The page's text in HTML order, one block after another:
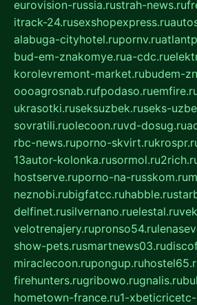
eurovision-russia.rustrah-news.ru
itrack-24.rusexshopexpress.ru
alabuga-cityhotel.rupornv.ru
bud-em-znakomye.rua-cdc.ru
korolevremont-market.rubudem-
oooagrosnab.rufpodaso.ru
ukrasotki.ruseksuzbek.ruseks-
sovratili.ruolecoon.ruvd-dosug.ru
rbc-news.ruporno-skvirt.ru
13autor-kolonka.rusormol.ru
hostserve.ruporno-na-russkom.ru
neznobi.rubigfatcc.ruhabble.ru
delfinet.rusilvernano.ruelestal.ru
velotrenajery.rupronso54.ru
show-pets.rusmartnews03.ru
miraclecoon.rupongup.ru
firehunters.rugribowo.rugnalis.ru
hometown-france.ru1-